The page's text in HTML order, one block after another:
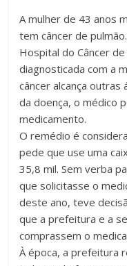
A mulher de 43 anos
tem câncer de
Hospital do Câncer
diagnosticada com a
câncer alcança outras
da doença, o médico
medicamento.
O remédio é
pede que use uma
35,8 mil. Sem verba
que solicitasse o
deste ano, teve
que a prefeitura e a
comprassem o
À época, a prefeitura